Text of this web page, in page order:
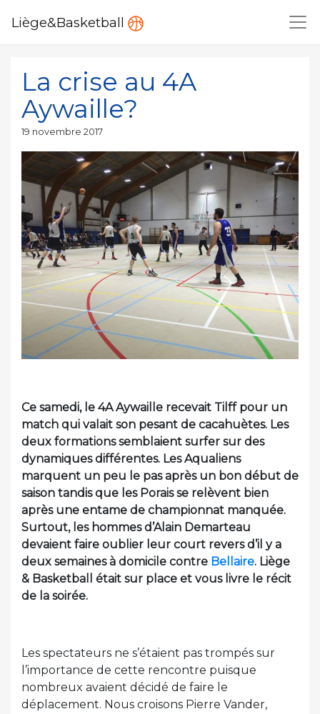
Liège&Basketball
La crise au 4A
Aywaille?
Publié
19 novembre 2017
Ce samedi, le 4A Aywaille recevait Tilff pour un
match qui valait son pesant de cacahuètes. Les
deux formations semblaient surfer sur des
dynamiques différentes. Les Aqualiens
marquent un peu le pas après un bon début de
saison tandis que les Porais se relèvent bien
après une entame de championnat manquée.
Surtout, les hommes d’Alain Demarteau
devaient faire oublier leur court revers d’il y a
deux semaines à domicile contre Bellaire. Liège
& Basketball était sur place et vous livre le récit
de la soirée.
Les spectateurs ne s’étaient pas trompés sur
l’importance de cette rencontre puisque
nombreux avaient décidé de faire le
déplacement. Nous croisons Pierre Vander,